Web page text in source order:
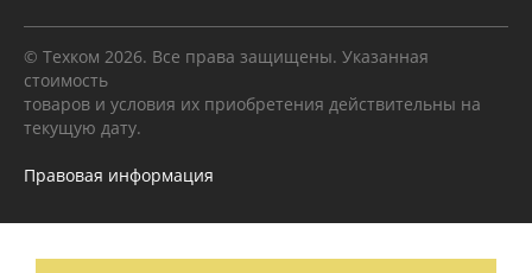
© Техком 2026. Все права защищены. Указанная
стоимость
товаров и условия их приобретения действительны на
текущую дату.
Правовая информация